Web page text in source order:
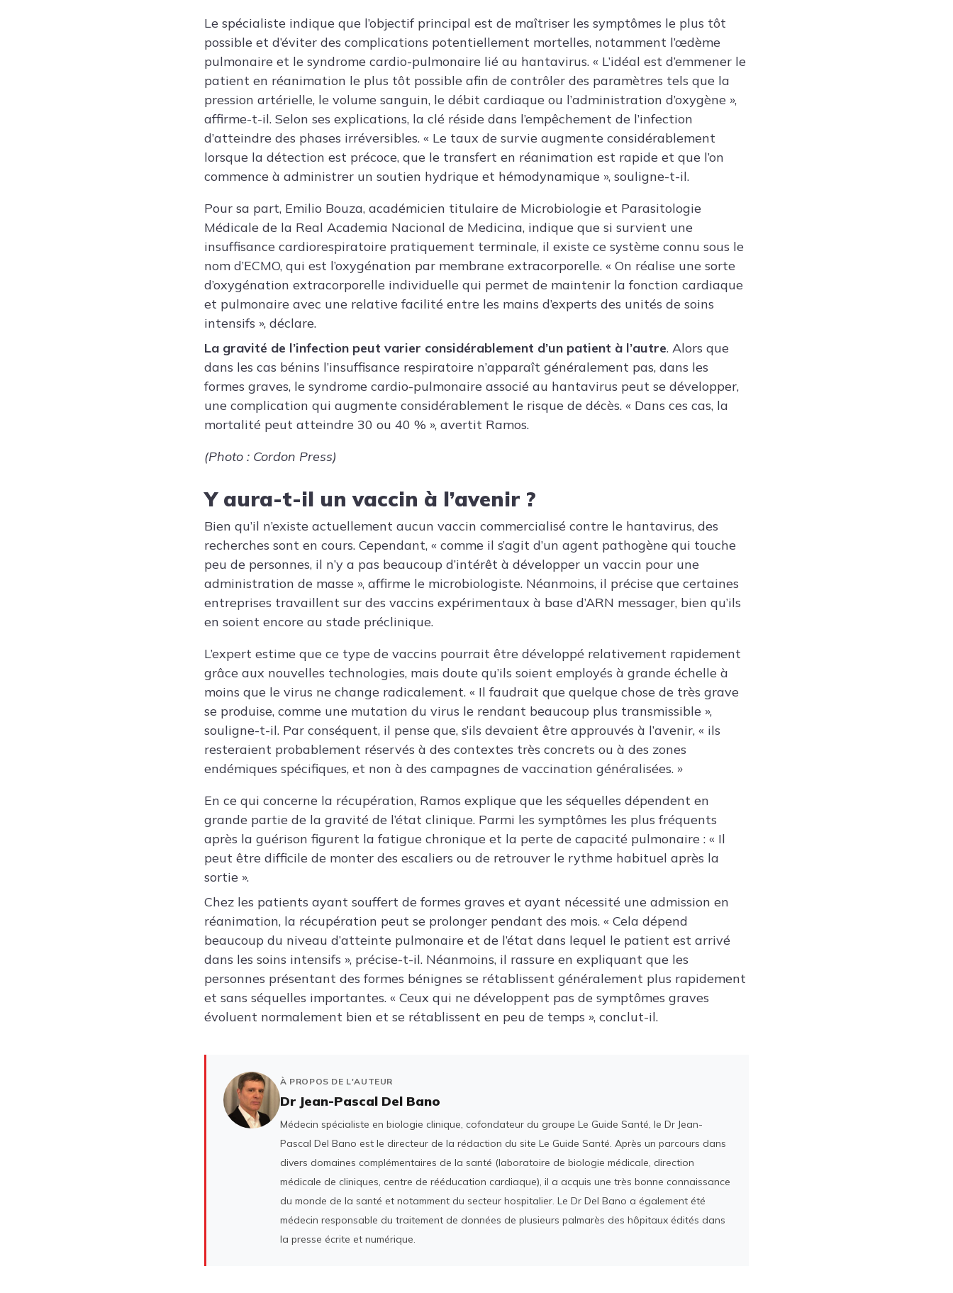
Le spécialiste indique que l’objectif principal est de maîtriser les symptômes le plus tôt
possible et d’éviter des complications potentiellement mortelles, notamment l’œdème
pulmonaire et le syndrome cardio-pulmonaire lié au hantavirus. « L’idéal est d’emmener le
patient en réanimation le plus tôt possible afin de contrôler des paramètres tels que la
pression artérielle, le volume sanguin, le débit cardiaque ou l’administration d’oxygène »,
affirme-t-il. Selon ses explications, la clé réside dans l’empêchement de l’infection
d’atteindre des phases irréversibles. « Le taux de survie augmente considérablement
lorsque la détection est précoce, que le transfert en réanimation est rapide et que l’on
commence à administrer un soutien hydrique et hémodynamique », souligne-t-il.
Pour sa part, Emilio Bouza, académicien titulaire de Microbiologie et Parasitologie
Médicale de la Real Academia Nacional de Medicina, indique que si survient une
insuffisance cardiorespiratoire pratiquement terminale, il existe ce système connu sous le
nom d’ECMO, qui est l’oxygénation par membrane extracorporelle. « On réalise une sorte
d’oxygénation extracorporelle individuelle qui permet de maintenir la fonction cardiaque
et pulmonaire avec une relative facilité entre les mains d’experts des unités de soins
intensifs », déclare.
La gravité de l’infection peut varier considérablement d’un patient à l’autre. Alors que
dans les cas bénins l’insuffisance respiratoire n’apparaît généralement pas, dans les
formes graves, le syndrome cardio-pulmonaire associé au hantavirus peut se développer,
une complication qui augmente considérablement le risque de décès. « Dans ces cas, la
mortalité peut atteindre 30 ou 40 % », avertit Ramos.
(Photo : Cordon Press)
Y aura-t-il un vaccin à l’avenir ?
Bien qu’il n’existe actuellement aucun vaccin commercialisé contre le hantavirus, des
recherches sont en cours. Cependant, « comme il s’agit d’un agent pathogène qui touche
peu de personnes, il n’y a pas beaucoup d’intérêt à développer un vaccin pour une
administration de masse », affirme le microbiologiste. Néanmoins, il précise que certaines
entreprises travaillent sur des vaccins expérimentaux à base d’ARN messager, bien qu’ils
en soient encore au stade préclinique.
L’expert estime que ce type de vaccins pourrait être développé relativement rapidement
grâce aux nouvelles technologies, mais doute qu’ils soient employés à grande échelle à
moins que le virus ne change radicalement. « Il faudrait que quelque chose de très grave
se produise, comme une mutation du virus le rendant beaucoup plus transmissible »,
souligne-t-il. Par conséquent, il pense que, s’ils devaient être approuvés à l’avenir, « ils
resteraient probablement réservés à des contextes très concrets ou à des zones
endémiques spécifiques, et non à des campagnes de vaccination généralisées. »
En ce qui concerne la récupération, Ramos explique que les séquelles dépendent en
grande partie de la gravité de l’état clinique. Parmi les symptômes les plus fréquents
après la guérison figurent la fatigue chronique et la perte de capacité pulmonaire : « Il
peut être difficile de monter des escaliers ou de retrouver le rythme habituel après la
sortie ».
Chez les patients ayant souffert de formes graves et ayant nécessité une admission en
réanimation, la récupération peut se prolonger pendant des mois. « Cela dépend
beaucoup du niveau d’atteinte pulmonaire et de l’état dans lequel le patient est arrivé
dans les soins intensifs », précise-t-il. Néanmoins, il rassure en expliquant que les
personnes présentant des formes bénignes se rétablissent généralement plus rapidement
et sans séquelles importantes. « Ceux qui ne développent pas de symptômes graves
évoluent normalement bien et se rétablissent en peu de temps », conclut-il.
À PROPOS DE L'AUTEUR
Dr Jean-Pascal Del Bano
Médecin spécialiste en biologie clinique, cofondateur du groupe Le Guide Santé, le Dr Jean-
Pascal Del Bano est le directeur de la rédaction du site Le Guide Santé. Après un parcours dans
divers domaines complémentaires de la santé (laboratoire de biologie médicale, direction
médicale de cliniques, centre de rééducation cardiaque), il a acquis une très bonne connaissance
du monde de la santé et notamment du secteur hospitalier. Le Dr Del Bano a également été
médecin responsable du traitement de données de plusieurs palmarès des hôpitaux édités dans
la presse écrite et numérique.